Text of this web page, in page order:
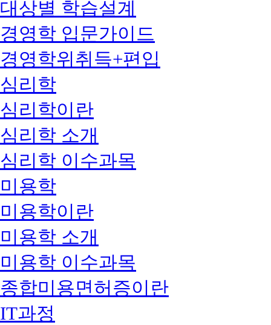
대상별 학습설계
경영학 입문가이드
경영학위취득+편입
심리학
심리학이란
심리학 소개
심리학 이수과목
미용학
미용학이란
미용학 소개
미용학 이수과목
종합미용면허증이란
IT과정